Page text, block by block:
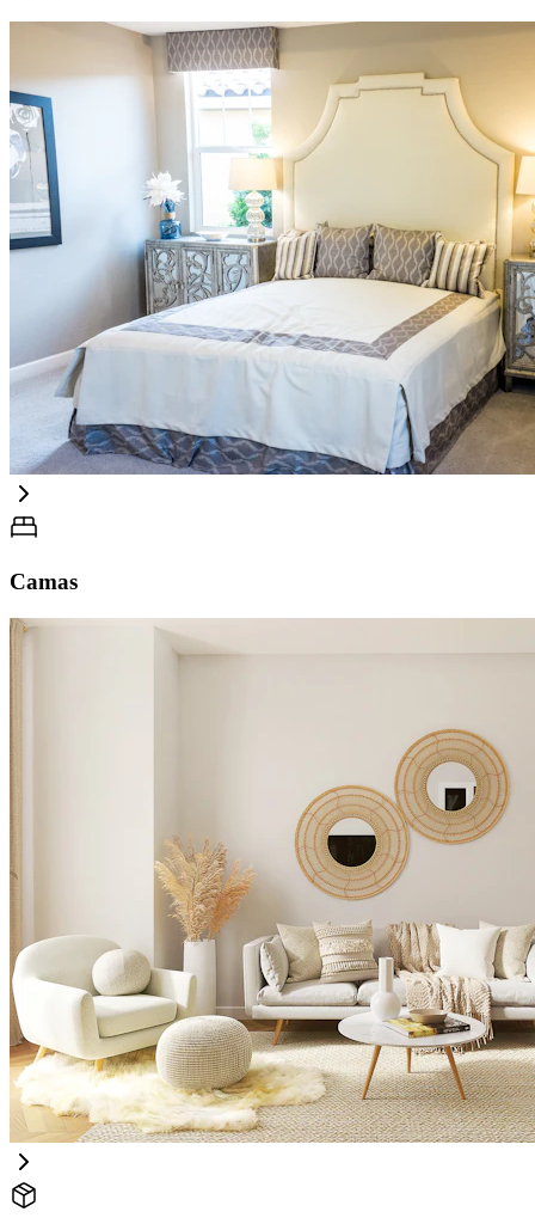
Camas